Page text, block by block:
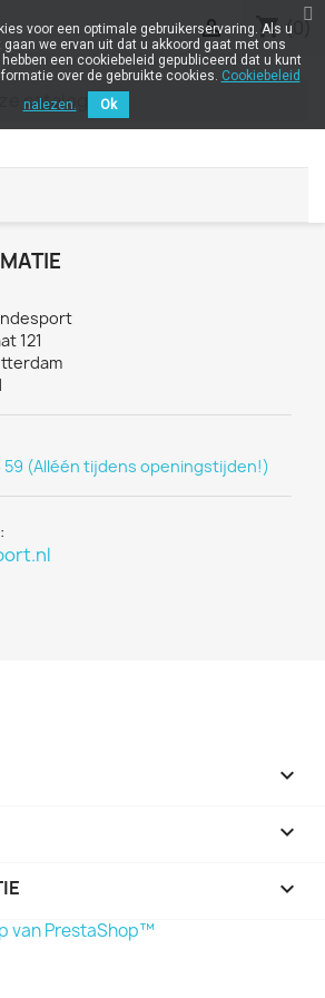
shopping_cart (0)

121
59 (Alléén tijdens openingstijden!)


keyboard_arrow_down
van PrestaShop™
voor een optimale gebruikerservaring. Als u
we ervan uit dat u akkoord gaat met ons
een cookiebeleid gepubliceerd dat u kunt
over de gebruikte cookies. Cookiebeleid
nalezen.
Ok